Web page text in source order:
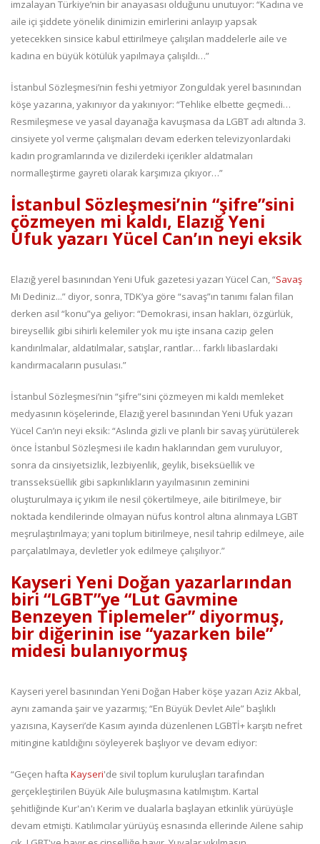
imzalayan Türkiye’nin bir anayasası olduğunu unutuyor: “Kadına ve
aile içi şiddete yönelik dinimizin emirlerini anlayıp yapsak
yetecekken sinsice kabul ettirilmeye çalışılan maddelerle aile ve
kadına en büyük kötülük yapılmaya çalışıldı…”
İstanbul Sözleşmesi’nin feshi yetmiyor Zonguldak yerel basınından
köşe yazarına, yakınıyor da yakınıyor: “Tehlike elbette geçmedi…
Resmileşmese ve yasal dayanağa kavuşmasa da LGBT adı altında 3.
cinsiyete yol verme çalışmaları devam ederken televizyonlardaki
kadın programlarında ve dizilerdeki içerikler aldatmaları
normalleştirme gayreti olarak karşımıza çıkıyor…”
İstanbul Sözleşmesi’nin “şifre”sini
çözmeyen mi kaldı, Elazığ Yeni
Ufuk yazarı Yücel Can’ın neyi eksik
Elazığ yerel basınından Yeni Ufuk gazetesi yazarı Yücel Can, “Savaş
Mı Dediniz...” diyor, sonra, TDK’ya göre “savaş”ın tanımı falan filan
derken asıl “konu”ya geliyor: “Demokrasi, insan hakları, özgürlük,
bireysellik gibi sihirli kelemiler yok mu işte insana cazip gelen
kandırılmalar, aldatılmalar, satışlar, rantlar… farklı libaslardaki
kandırmacaların pusulası.”
İstanbul Sözleşmesi’nin “şifre”sini çözmeyen mi kaldı memleket
medyasının köşelerinde, Elazığ yerel basınından Yeni Ufuk yazarı
Yücel Can’ın neyi eksik: “Aslında gizli ve planlı bir savaş yürütülerek
önce İstanbul Sözleşmesi ile kadın haklarından gem vuruluyor,
sonra da cinsiyetsizlik, lezbiyenlik, geylik, biseksüellik ve
transseksüellik gibi sapkınlıkların yayılmasının zeminini
oluşturulmaya iç yıkım ile nesil çökertilmeye, aile bitirilmeye, bir
noktada kendilerinde olmayan nüfus kontrol altına alınmaya LGBT
meşrulaştırılmaya; yani toplum bitirilmeye, nesil tahrip edilmeye, aile
parçalatılmaya, devletler yok edilmeye çalışılıyor.”
Kayseri Yeni Doğan yazarlarından
biri “LGBT”ye “Lut Gavmine
Benzeyen Tiplemeler” diyormuş,
bir diğerinin ise “yazarken bile”
midesi bulanıyormuş
Kayseri yerel basınından Yeni Doğan Haber köşe yazarı Aziz Akbal,
aynı zamanda şair ve yazarmış; “En Büyük Devlet Aile” başlıklı
yazısına, Kayseri’de Kasım ayında düzenlenen LGBTİ+ karşıtı nefret
mitingine katıldığını söyleyerek başlıyor ve devam ediyor:
“Geçen hafta Kayseri'de sivil toplum kuruluşları tarafından
gerçekleştirilen Büyük Aile buluşmasına katılmıştım. Kartal
şehitliğinde Kur'an'ı Kerim ve dualarla başlayan etkinlik yürüyüşle
devam etmişti. Katılımcılar yürüyüş esnasında ellerinde Ailene sahip